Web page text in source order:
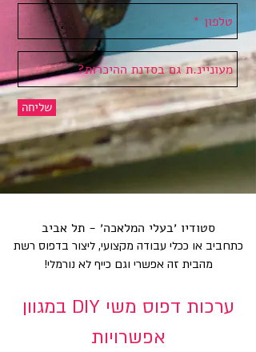
שליחה
סטודיו ׳בעלי המלאכה׳ - תל אביב
כתחביב או ככלי עבודה מקצועי, ליצור בדפוס רשת
מהבית זה אפשרי וגם כייף לא נורמלי!
ערכות דפוס משי DIY במגוון
אפשרויות